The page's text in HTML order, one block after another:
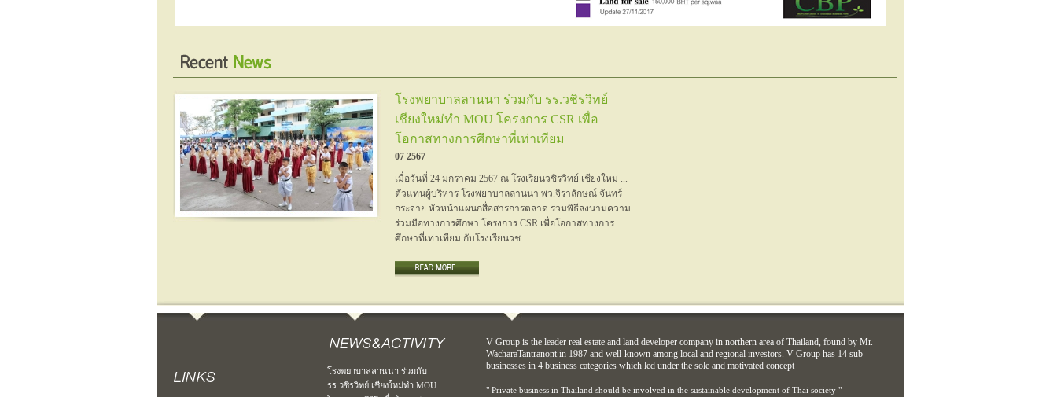
โรงพยาบาลลานนา ร่วมกับ รร.วชิรวิทย์
เชียงใหม่ทำ MOU โครงการ CSR เพื่อ
โอกาสทางการศึกษาที่เท่าเทียม
07 2567
เมื่อวันที่ 24 มกราคม 2567 ณ โรงเรียนวชิรวิทย์ เชียงใหม่ ...
ตัวแทนผู้บริหาร โรงพยาบาลลานนา พว.จิราลักษณ์ จันทร์
กระจาย หัวหน้าแผนกสื่อสารการตลาด ร่วมพิธีลงนามความ
ร่วมมือทางการศึกษา โครงการ CSR เพื่อโอกาสทางการ
ศึกษาที่เท่าเทียม กับโรงเรียนวช...
โรงพยาบาลลานนา ร่วมกับ
รร.วชิรวิทย์ เชียงใหม่ทำ MOU
V Group is the leader real estate and land developer company in northern area of Thailand, found by Mr.
WacharaTantranont in 1987 and well-known among local and regional investors. V Group has 14 sub-
businesses in 4 business categories which led under the sole and motivated concept
" Private business in Thailand should be involved in the sustainable development of Thai society "